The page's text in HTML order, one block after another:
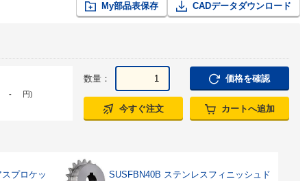
My部品表保存 CADデータダウンロード
- 円)
数量： 価格を確認
今すぐ注文 カートへ追加
プロケッ
SUSFBN40B ステンレスフィニッシュド